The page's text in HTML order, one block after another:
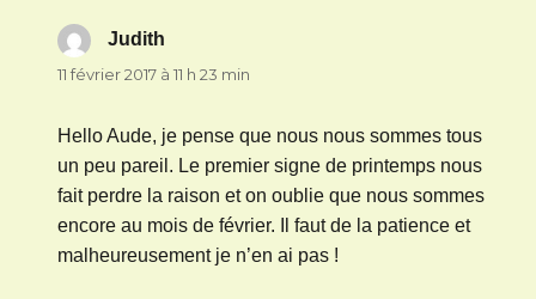
Judith
11 février 2017 à 11 h 23 min
Hello Aude, je pense que nous nous sommes tous
un peu pareil. Le premier signe de printemps nous
fait perdre la raison et on oublie que nous sommes
encore au mois de février. Il faut de la patience et
malheureusement je n’en ai pas !